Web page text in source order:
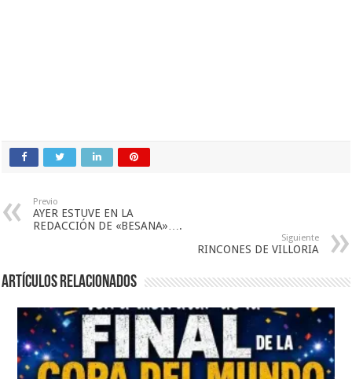
Previo
AYER ESTUVE EN LA
REDACCIÓN DE «BESANA»….
Siguiente
RINCONES DE VILLORIA
Artículos relacionados